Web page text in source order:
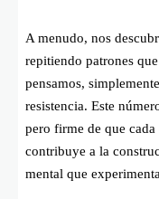
A menudo, nos
repitiendo patrones
pensamos,
resistencia. Este
pero firme de que
contribuye a la
mental que